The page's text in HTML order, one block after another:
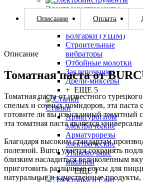
Электроинструменты
Дрели оптом
Болгарки (УШМ)
Строительные
вибраторы
Отбойные молотки
Заклепочники
Дрели-миксеры
+ ЕЩЕ 5
Станки
Арматурогибы
электрические
Арматурорезы
электрические
Упаковочные
машины
+ ЕЩЕ 1
Описание Оплата
Описание
Томатная паста от
Томатная паста от известного
спелых и сочных помидоров, эта паста
готовите ли вы изысканный томатный
эта томатная паста является
Благодаря высоким стандартам
полезной. Burcu удается сохранять
близким насладиться великолепным
приготовить различные соусы для
натуральные и качественные